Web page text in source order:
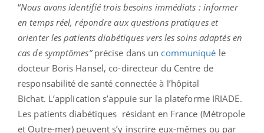
“Nous avons identifié trois besoins immédiats : informer
en temps réel, répondre aux questions pratiques et
orienter les patients diabétiques vers les soins adaptés en
cas de symptômes”précise dans un communiqué le
docteur Boris Hansel, co-directeur du Centre de
responsabilité de santé connectée à l’hôpital
Bichat. L’application s’appuie sur la plateforme IRIADE.
Les patients diabétiques résidant en France (Métropole
et Outre-mer) peuvent s’y inscrire eux-mêmes ou par